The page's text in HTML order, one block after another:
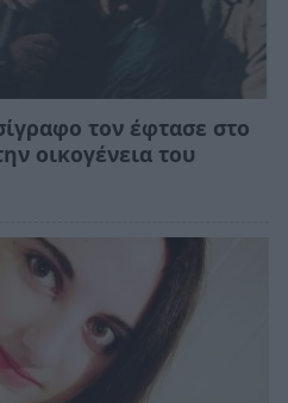
τον έφτασε στο
οικογένεια του